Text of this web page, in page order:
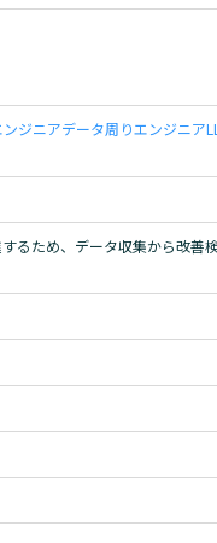
ジニアデータ周りエンジニア
るため、データ収集から改善